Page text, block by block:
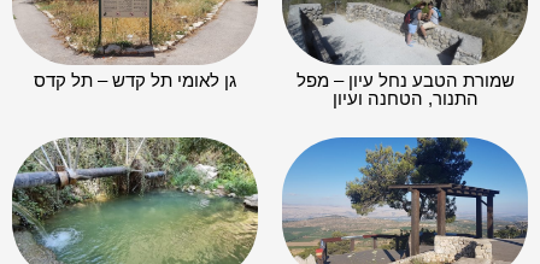
שמורת הטבע נחל עיון – מפל
התנור, הטחנה ועיון
גן לאומי תל קדש – תל קדס